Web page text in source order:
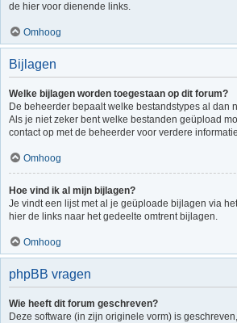
de hier voor dienende links.
Omhoog
Bijlagen
Welke bijlagen worden toegestaan op dit forum?
De beheerder bepaalt welke bestandstypes al dan
Als je niet zeker bent welke bestanden geüpload
contact op met de beheerder voor verdere
Omhoog
Hoe vind ik al mijn bijlagen?
Je vindt een lijst met al je geüploade bijlagen via
hier de links naar het gedeelte omtrent bijlagen.
Omhoog
phpBB vragen
Wie heeft dit forum geschreven?
Deze software (in zijn originele vorm) is